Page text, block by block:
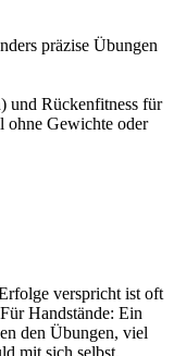
präzise Übungen
und Rückenfitness für
ohne Gewichte oder
verspricht ist oft
Handstände: Ein
den Übungen, viel